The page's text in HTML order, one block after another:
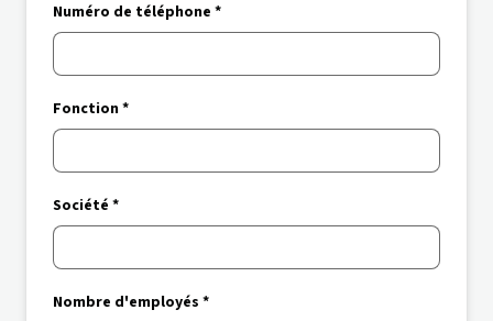
Numéro de téléphone *
Fonction *
Société *
Nombre d'employés *